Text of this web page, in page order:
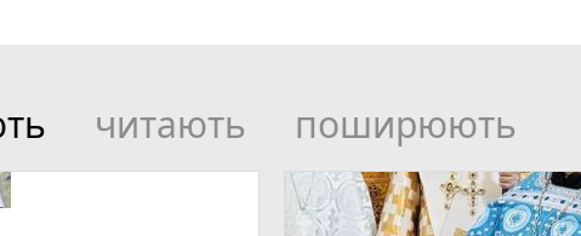
читають поширюють